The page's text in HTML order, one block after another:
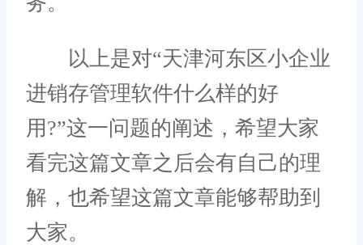
以上是对“天津河东区小企业
进销存管理软件什么样的好
用?”这一问题的阐述，希望大家
看完这篇文章之后会有自己的理
解，也希望这篇文章能够帮助到
大家。